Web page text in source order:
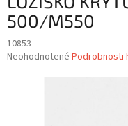
500/M550
10853
Priemerné
Neohodnotené Podrobnosti